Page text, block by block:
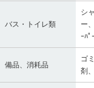
バス・トイレ類
シ
ー
ｰﾊﾟ
備品、消耗品
ゴ
剤